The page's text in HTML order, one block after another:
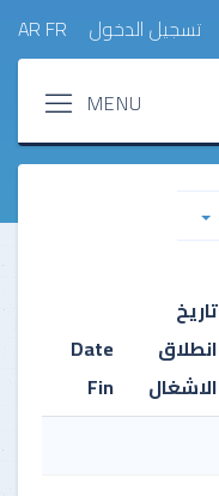
FR
AR تسجيل الدخول
تاريخ
انطلاق
الاشغال
Date
Fin